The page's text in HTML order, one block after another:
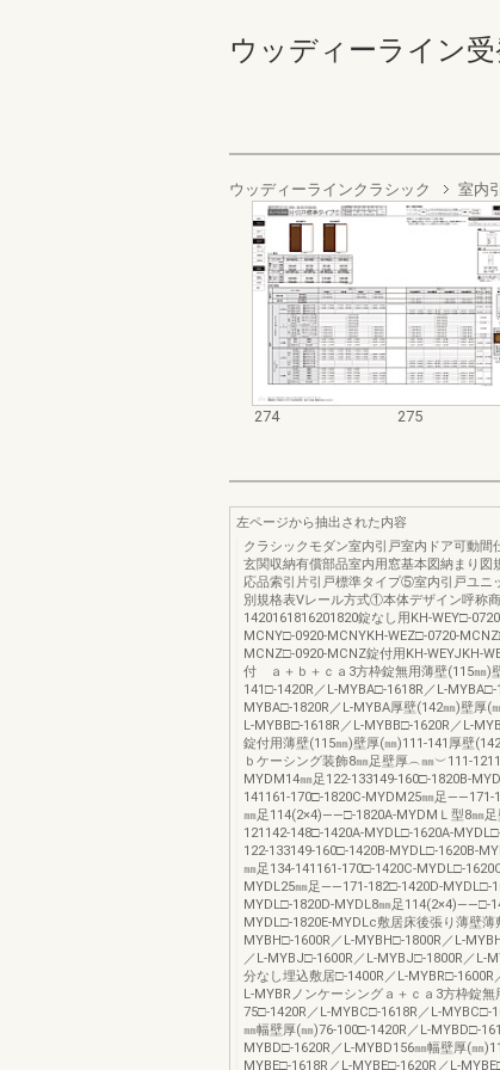
ウッディーライン
ウッディーラインクラシック 室内
274 275
左ページから抽出された内容
クラシックモダン室内引戸室内ドア可動間
玄関収納有償部品室内用窓基本図納まり図
応品索引片引戸標準タイプ⑤室内引戸ユニ
別規格表Vレール方式①本体デザイン呼称
1420161816201820錠なし用KH-WEY□-
MCNY□-0920-MCNYKH-WEZ□-0720-
MCNZ□-0920-MCNZ錠付用KH-WEYJKH-
付 ａ＋ｂ＋ｃａ3方枠錠無用薄壁(115㎜)
141□-1420R／L-MYBA□-1618R／L-MYBA□-
MYBA□-1820R／L-MYBA厚壁(142㎜)壁厚(
L-MYBB□-1618R／L-MYBB□-1620R／L-
錠付用薄壁(115㎜)壁厚(㎜)111-141厚壁
ｂケーシング装飾8㎜足壁厚︵㎜︶111-
MYDM14㎜足122-133149-160□-1820B-
141161-170□-1820C-MYDM25㎜足――171-
㎜足114(2×4)――□-1820A-MYDMＬ型8㎜足
121142-148□-1420A-MYDL□-1620A-
122-133149-160□-1420B-MYDL□-1620B-
㎜足134-141161-170□-1420C-MYDL□-
MYDL25㎜足――171-182□-1420D-MYDL□-
MYDL□-1820D-MYDL8㎜足114(2×4)――□-
MYDL□-1820E-MYDLc敷居床後張り薄壁薄
MYBH□-1600R／L-MYBH□-1800R／L-
／L-MYBJ□-1600R／L-MYBJ□-1800R／L-
分なし埋込敷居□-1400R／L-MYBR□-1600R
L-MYBRノンケーシングａ＋ｃａ3方枠錠
75□-1420R／L-MYBC□-1618R／L-MYBC□-
㎜幅壁厚(㎜)76-100□-1420R／L-MYBD□-
MYBD□-1620R／L-MYBD156㎜幅壁厚(㎜
MYBE□-1618R／L-MYBE□-1620R／L-